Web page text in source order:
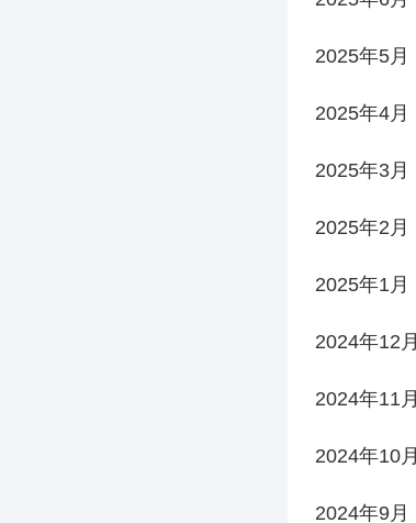
2025年5月
2025年4月
2025年3月
2025年2月
2025年1月
2024年12月
2024年11月
2024年10月
2024年9月